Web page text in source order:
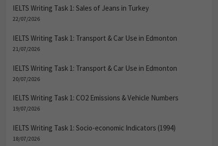
IELTS Writing Task 1: Sales of Jeans in Turkey
22/07/2026
IELTS Writing Task 1: Transport & Car Use in Edmonton
21/07/2026
IELTS Writing Task 1: Transport & Car Use in Edmonton
20/07/2026
IELTS Writing Task 1: CO2 Emissions & Vehicle Numbers
19/07/2026
IELTS Writing Task 1: Socio-economic Indicators (1994)
18/07/2026